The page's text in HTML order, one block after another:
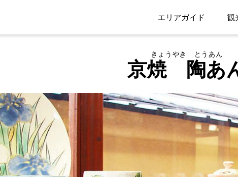
エリアガイド 観
京焼 陶あ
きょうやき とうあん